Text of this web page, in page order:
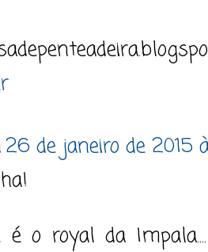
26 de janeiro de 2015
é o royal da